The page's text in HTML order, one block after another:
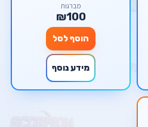
מברגות
₪100
הוסף לסל
מידע נוסף